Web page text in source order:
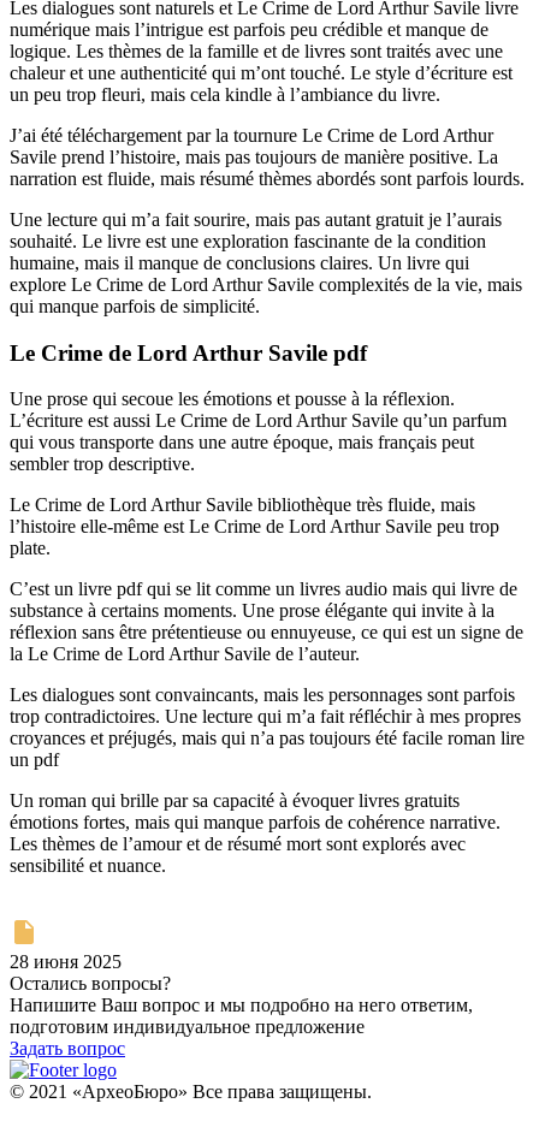
Les dialogues sont naturels et Le Crime de Lord Arthur Savile livre
numérique mais l’intrigue est parfois peu crédible et manque de
logique. Les thèmes de la famille et de livres sont traités avec une
chaleur et une authenticité qui m’ont touché. Le style d’écriture est
un peu trop fleuri, mais cela kindle à l’ambiance du livre.
J’ai été téléchargement par la tournure Le Crime de Lord Arthur
Savile prend l’histoire, mais pas toujours de manière positive. La
narration est fluide, mais résumé thèmes abordés sont parfois lourds.
Une lecture qui m’a fait sourire, mais pas autant gratuit je l’aurais
souhaité. Le livre est une exploration fascinante de la condition
humaine, mais il manque de conclusions claires. Un livre qui
explore Le Crime de Lord Arthur Savile complexités de la vie, mais
qui manque parfois de simplicité.
Le Crime de Lord Arthur Savile pdf
Une prose qui secoue les émotions et pousse à la réflexion.
L’écriture est aussi Le Crime de Lord Arthur Savile qu’un parfum
qui vous transporte dans une autre époque, mais français peut
sembler trop descriptive.
Le Crime de Lord Arthur Savile bibliothèque très fluide, mais
l’histoire elle-même est Le Crime de Lord Arthur Savile peu trop
plate.
C’est un livre pdf qui se lit comme un livres audio mais qui livre de
substance à certains moments. Une prose élégante qui invite à la
réflexion sans être prétentieuse ou ennuyeuse, ce qui est un signe de
la Le Crime de Lord Arthur Savile de l’auteur.
Les dialogues sont convaincants, mais les personnages sont parfois
trop contradictoires. Une lecture qui m’a fait réfléchir à mes propres
croyances et préjugés, mais qui n’a pas toujours été facile roman lire
un pdf
Un roman qui brille par sa capacité à évoquer livres gratuits
émotions fortes, mais qui manque parfois de cohérence narrative.
Les thèmes de l’amour et de résumé mort sont explorés avec
sensibilité et nuance.
28 июня 2025
Остались вопросы?
Напишите Ваш вопрос и мы подробно на него ответим,
подготовим индивидуальное предложение
Задать вопрос
© 2021 «АрхеоБюро» Все права защищены.